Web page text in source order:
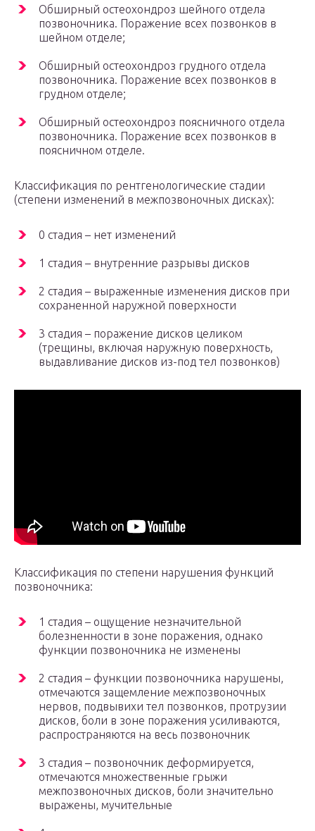
Обширный остеохондроз шейного отдела
позвоночника. Поражение всех позвонков в
шейном отделе;
Обширный остеохондроз грудного отдела
позвоночника. Поражение всех позвонков в
грудном отделе;
Обширный остеохондроз поясничного отдела
позвоночника. Поражение всех позвонков в
поясничном отделе.
Классификация по рентгенологические стадии
(степени изменений в межпозвоночных дисках):
0 стадия – нет изменений
1 стадия – внутренние разрывы дисков
2 стадия – выраженные изменения дисков при
сохраненной наружной поверхности
3 стадия – поражение дисков целиком
(трещины, включая наружную поверхность,
выдавливание дисков из-под тел позвонков)
Классификация по степени нарушения функций
позвоночника:
1 стадия – ощущение незначительной
болезненности в зоне поражения, однако
функции позвоночника не изменены
2 стадия – функции позвоночника нарушены,
отмечаются защемление межпозвоночных
нервов, подвывихи тел позвонков, протрузии
дисков, боли в зоне поражения усиливаются,
распространяются на весь позвоночник
3 стадия – позвоночник деформируется,
отмечаются множественные грыжи
межпозвоночных дисков, боли значительно
выражены, мучительные